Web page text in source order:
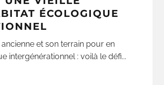
ÉCOLOGIQUE
et son terrain pour en
intergénérationnel : voilà le défi...